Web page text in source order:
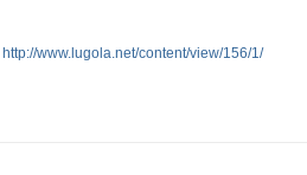
http://www.lugola.net/content/view/156/1/